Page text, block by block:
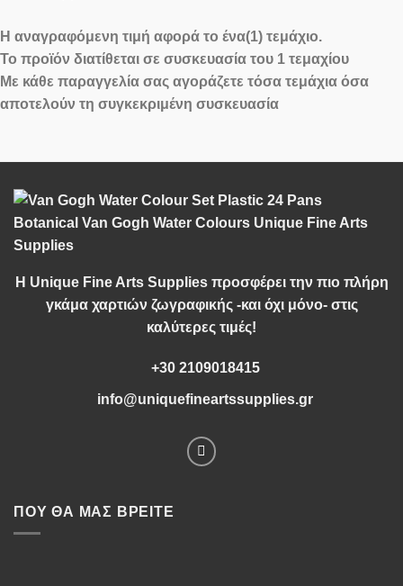
Η αναγραφόμενη τιμή αφορά το ένα(1) τεμάχιο.
Το προϊόν διατίθεται σε συσκευασία του 1 τεμαχίου
Με κάθε παραγγελία σας αγοράζετε τόσα τεμάχια όσα
αποτελούν τη συγκεκριμένη συσκευασία
Η Unique Fine Arts Supplies προσφέρει την πιο πλήρη
γκάμα χαρτιών ζωγραφικής -και όχι μόνο- στις
καλύτερες τιμές!
+30 2109018415
info@uniquefineartssupplies.gr
ΠΟΥ ΘΑ ΜΑΣ ΒΡΕΊΤΕ